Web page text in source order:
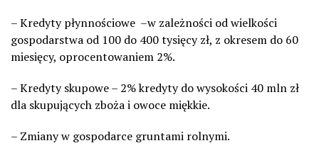
– Kredyty płynnościowe –w zależności od wielkości
gospodarstwa od 100 do 400 tysięcy zł, z okresem do 60
miesięcy, oprocentowaniem 2%.
– Kredyty skupowe – 2% kredyty do wysokości 40 mln zł
dla skupujących zboża i owoce miękkie.
– Zmiany w gospodarce gruntami rolnymi.